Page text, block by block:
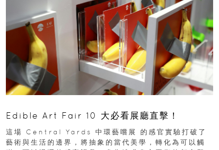
Edible Art Fair 10 大必看展廳直擊！
這場 Central Yards 中環藝嚐展 的感官實驗打破了
藝術與生活的邊界，將抽象的當代美學，轉化為可以觸